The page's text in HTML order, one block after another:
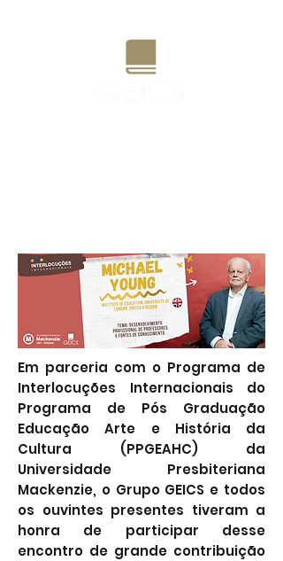
Em parceria com o Programa de
Interlocuções Internacionais do
Programa de Pós Graduação
Educação Arte e História da
Cultura (PPGEAHC) da
Universidade Presbiteriana
Mackenzie, o Grupo GEICS e todos
os ouvintes presentes tiveram a
honra de participar desse
encontro de grande contribuição